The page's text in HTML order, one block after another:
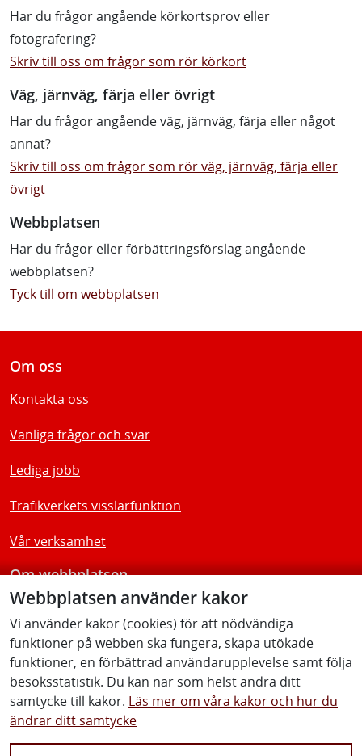
Webbplatsen använder kakor
Vi använder kakor (cookies) för att nödvändiga
funktioner på webben ska fungera, skapa utökade
funktioner, en förbättrad användarupplevelse samt följa
besöksstatistik. Du kan när som helst ändra ditt
samtycke till kakor. Läs mer om våra kakor och hur du
ändrar ditt samtycke
Har du frågor angående körkortsprov eller
fotografering?
Skriv till oss om frågor som rör körkort
Väg, järnväg, färja eller övrigt
Har du frågor angående väg, järnväg, färja eller något
annat?
Skriv till oss om frågor som rör väg, järnväg, färja eller
övrigt
Webbplatsen
Har du frågor eller förbättringsförslag angående
webbplatsen?
Tyck till om webbplatsen
Om oss
Kontakta oss
Vanliga frågor och svar
Lediga jobb
Trafikverkets visslarfunktion
Vår verksamhet
Om webbplatsen
Tillgänglighetsredogörelse
Följ oss
Facebook Youtube